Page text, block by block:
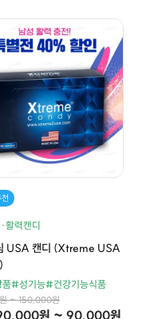
활력캔디
USA 캔디 (Xtreme USA
#성기능#건강기능식품
~ 150,000원
원 ~ 90,000원